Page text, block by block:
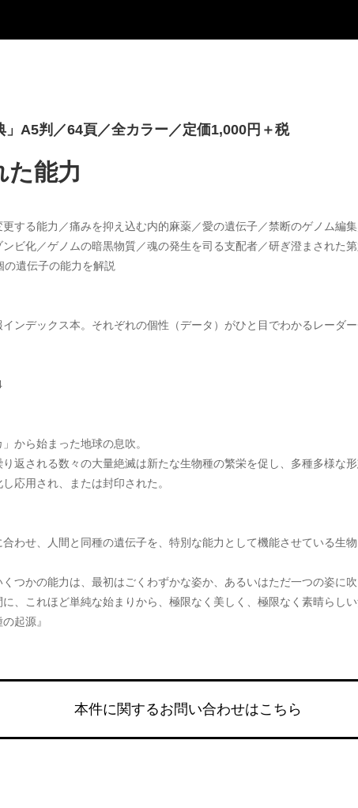
」A5判／64頁／全カラー／定価1,000円＋税
た能力
する能力／痛みを抑え込む内的麻薬／愛の遺伝子／禁断のゲノム編
ビ化／ゲノムの暗黒物質／魂の発生を司る支配者／研ぎ澄まされた
遺伝子の能力を解説
ンデックス本。それぞれの個性（データ）がひと目でわかるレーダ
から始まった地球の息吹。
返される数々の大量絶滅は新たな生物種の繁栄を促し、多種多様な形
応用され、または封印された。
わせ、人間と同種の遺伝子を、特別な能力として機能させている生物
くつかの能力は、最初はごくわずかな姿か、あるいはただ一つの姿に
、これほど単純な始まりから、極限なく美しく、極限なく素晴らし
起源』
本件に関するお問い合わせはこちら